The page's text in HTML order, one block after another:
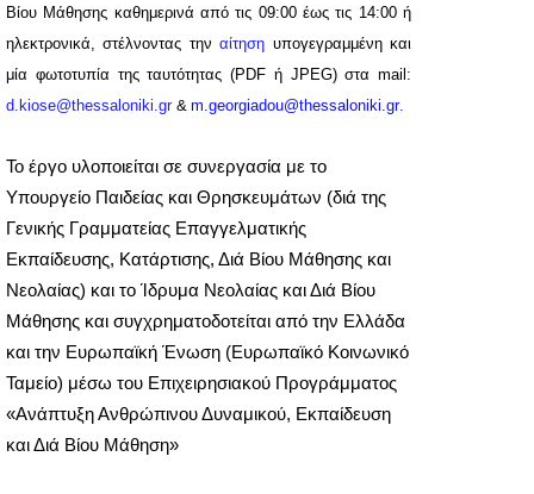
Βίου Μάθησης καθημερινά από τις 09:00 έως τις 14:00 ή
ηλεκτρονικά, στέλνοντας τηναίτηση υπογεγραμμένη και
μία φωτοτυπία της ταυτότητας (PDF ή JPEG)στα mail:
d.kiose@thessaloniki.gr& m.georgiadou@thessaloniki.gr.
Το έργο υλοποιείται σε συνεργασία με το
Υπουργείο Παιδείας και Θρησκευμάτων (διά της
Γενικής Γραμματείας Επαγγελματικής
Εκπαίδευσης, Κατάρτισης, Διά Βίου Μάθησης και
Νεολαίας) και το Ίδρυμα Νεολαίας και Διά Βίου
Μάθησης και συγχρηματοδοτείται από την Ελλάδα
και την Ευρωπαϊκή Ένωση (Ευρωπαϊκό Κοινωνικό
Ταμείο) μέσω του Επιχειρησιακού Προγράμματος
«Ανάπτυξη Ανθρώπινου Δυναμικού, Εκπαίδευση
και Διά Βίου Μάθηση»